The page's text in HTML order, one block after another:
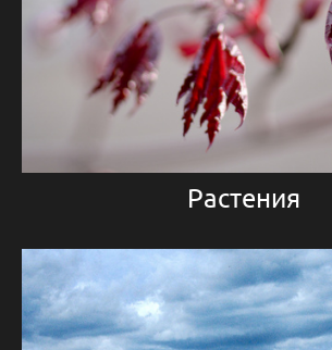
Растения